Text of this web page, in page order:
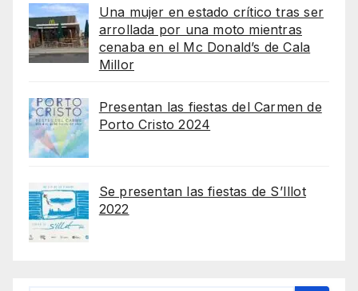
Una mujer en estado crítico tras ser
arrollada por una moto mientras
cenaba en el Mc Donald’s de Cala
Millor
Presentan las fiestas del Carmen de
Porto Cristo 2024
Se presentan las fiestas de S’Illot
2022